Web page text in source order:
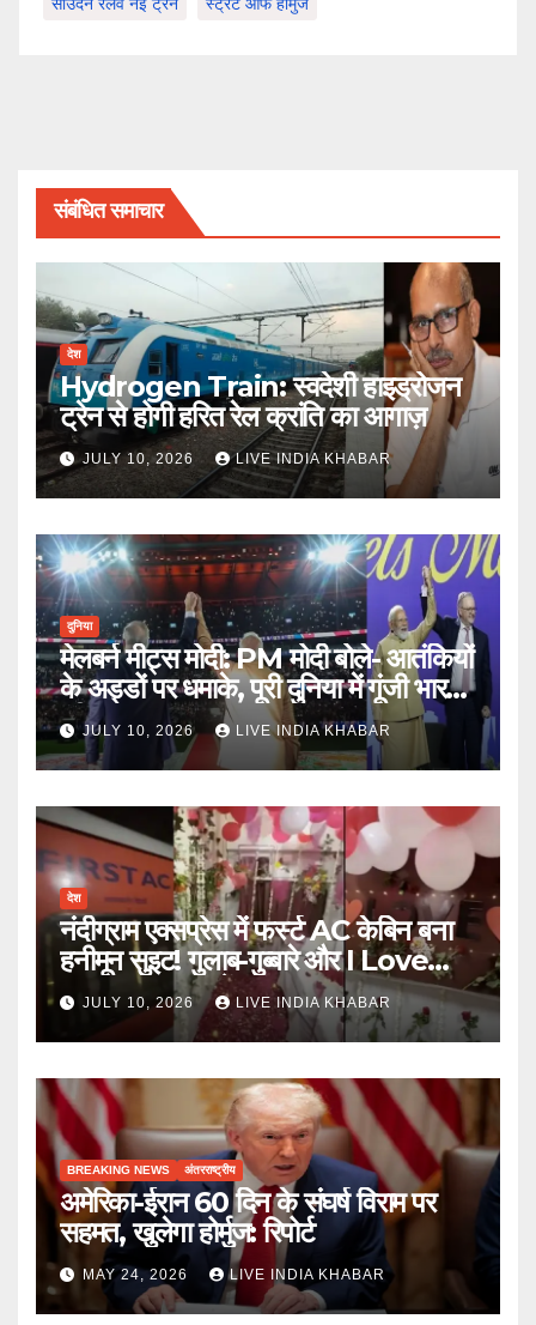
संबंधित समाचार
देश
Hydrogen Train: स्वदेशी हाइड्रोजन
ट्रेन से होगी हरित रेल क्रांति का आगाज़
JULY 10, 2026 LIVE INDIA KHABAR
दुनिया
मेलबर्न मीट्स मोदी: PM मोदी बोले- आतंकियों
के अड्डों पर धमाके, पूरी दुनिया में गूंजी भारत
की ताकत
JULY 10, 2026 LIVE INDIA KHABAR
देश
नंदीग्राम एक्सप्रेस में फर्स्ट AC केबिन बना
हनीमून सुइट! गुलाब-गुब्बारे और I Love
You, TTE सस्पेंड
JULY 10, 2026 LIVE INDIA KHABAR
BREAKING NEWS अंतरराष्ट्रीय
अमेरिका-ईरान 60 दिन के संघर्ष विराम पर
सहमत, खुलेगा होर्मुज: रिपोर्ट
MAY 24, 2026 LIVE INDIA KHABAR